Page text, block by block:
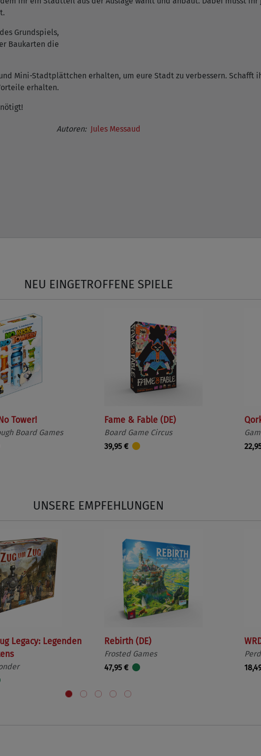
Grundspiels,
Baukarten die
Mini-Stadtplättchen erhalten, um eure Stadt zu verbessern. Schafft
erhalten.
Autoren: Jules Messaud
NEU EINGETROFFENE SPIELE
Tower!
Board Games
Fame & Fable (DE)
Board Game Circus
39,95 €
UNSERE EMPFEHLUNGEN
Legacy: Legenden
Rebirth (DE)
Frosted Games
47,95 €